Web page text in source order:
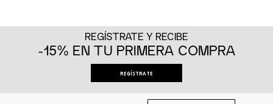
REGÍSTRATE Y RECIBE
-15% EN TU PRIMERA COMPRA
REGÍSTRATE